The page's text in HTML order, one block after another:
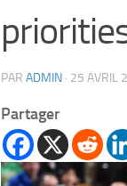
PAR ADMIN · 25 AVRIL
Partager